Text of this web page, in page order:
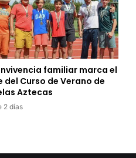
familiar marca el
del Curso de Verano de
Aztecas
2 días